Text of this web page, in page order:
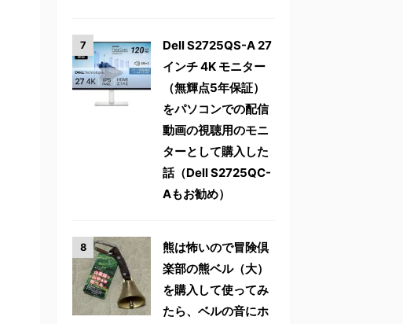
Dell S2725QS-A 27
インチ 4K モニター
（無輝点5年保証）
をパソコンでの配信
動画の視聴用のモニ
ターとして購入した
話（Dell S2725QC-
Aもお勧め）
熊は怖いので冒険倶
楽部の熊ベル（大）
を購入して使ってみ
たら、ベルの音にホ